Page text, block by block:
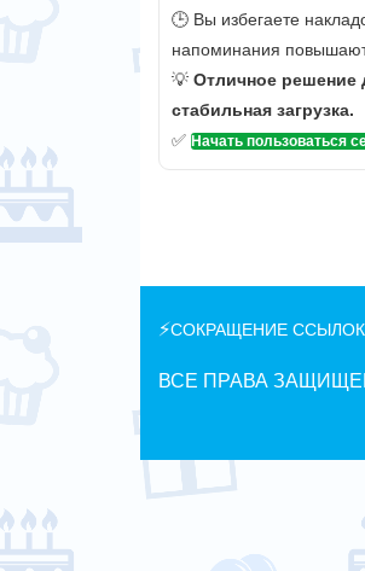
🕒 Вы избегаете
напоминания повышают
💡 Отличное решение
стабильная загрузка.
✅ Начать пользоваться
⚡СОКРАЩЕНИЕ ССЫЛОК
ВСЕ ПРАВА